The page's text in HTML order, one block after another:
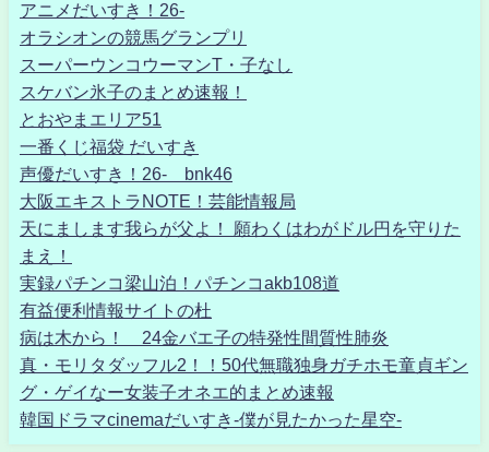
アニメだいすき！26-
オラシオンの競馬グランプリ
スーパーウンコウーマンT・子なし
スケバン氷子のまとめ速報！
とおやまエリア51
一番くじ福袋 だいすき
声優だいすき！26- bnk46
大阪エキストラNOTE！芸能情報局
天にまします我らが父よ！ 願わくはわがドル円を守りた
まえ！
実録パチンコ梁山泊！パチンコakb108道
有益便利情報サイトの杜
病は木から！ 24金バエ子の特発性間質性肺炎
真・モリタダッフル2！！50代無職独身ガチホモ童貞ギン
グ・ゲイなー女装子オネエ的まとめ速報
韓国ドラマcinemaだいすき-僕が見たかった星空-